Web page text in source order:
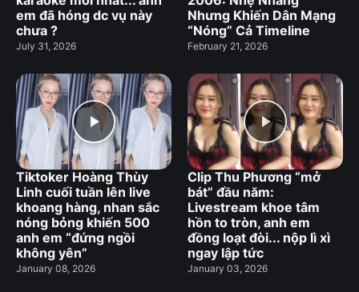
em đã hóng dc vụ này
chưa ?
July 31, 2026
Nhưng Khiến Dân Mạng
“Nóng” Cả Timeline
February 21, 2026
Tiktoker Hoàng Thùy
Linh cuối tuần lên live
khoang hàng, nhan sắc
nóng bỏng khiến 500
anh em “đứng ngồi
không yên”
January 08, 2026
Clip Thu Phương “mở
bát” đầu năm:
Livestream khoe tâm
hồn to tròn, anh em
đồng loạt đòi... nộp lì xì
ngay lập tức
January 03, 2026